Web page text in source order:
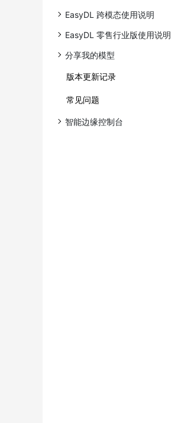
EasyDL 跨模态使用说明
EasyDL 零售行业版使用说明
分享我的模型
版本更新记录
常见问题
智能边缘控制台